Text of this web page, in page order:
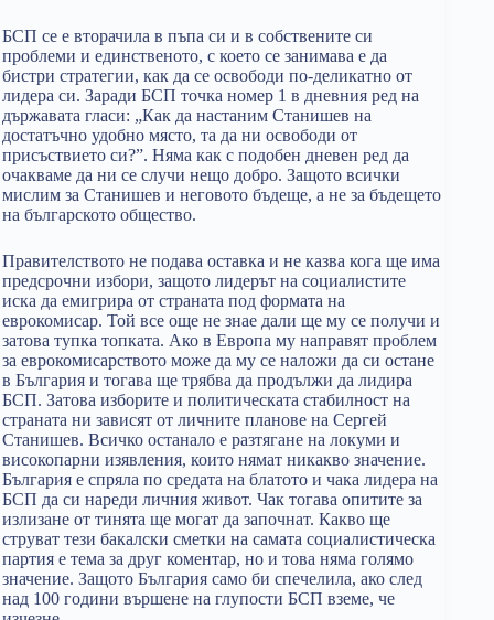
БСП се е вторачила в пъпа си и в собствените си
проблеми и единственото, с което се занимава е да
бистри стратегии, как да се освободи по-деликатно от
лидера си. Заради БСП точка номер 1 в дневния ред на
държавата гласи: „Как да настаним Станишев на
достатъчно удобно място, та да ни освободи от
присъствието си?”. Няма как с подобен дневен ред да
очакваме да ни се случи нещо добро. Защото всички
мислим за Станишев и неговото бъдеще, а не за бъдещето
на българското общество.
Правителството не подава оставка и не казва кога ще има
предсрочни избори, защото лидерът на социалистите
иска да емигрира от страната под формата на
еврокомисар. Той все още не знае дали ще му се получи и
затова тупка топката. Ако в Европа му направят проблем
за еврокомисарството може да му се наложи да си остане
в България и тогава ще трябва да продължи да лидира
БСП. Затова изборите и политическата стабилност на
страната ни зависят от личните планове на Сергей
Станишев. Всичко останало е разтягане на локуми и
високопарни изявления, които нямат никакво значение.
България е спряла по средата на блатото и чака лидера на
БСП да си нареди личния живот. Чак тогава опитите за
излизане от тинята ще могат да започнат. Какво ще
струват тези бакалски сметки на самата социалистическа
партия е тема за друг коментар, но и това няма голямо
значение. Защото България само би спечелила, ако след
над 100 години вършене на глупости БСП вземе, че